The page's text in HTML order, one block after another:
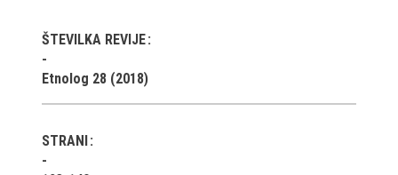
Stalne razstave
Občasne razstave
Gostovanja
E-razstave
ŠTEVILKA REVIJE
Etnolog 28 (2018)
STRANI